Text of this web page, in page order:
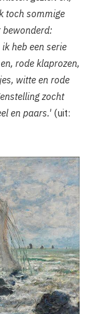
toch sommige
heb een serie
rode klaprozen,
witte en rode
zocht
en paars.' (uit: